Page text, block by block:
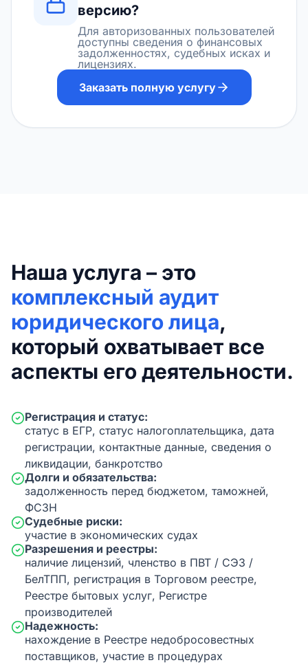
версию?
Для авторизованных пользователей
доступны сведения о финансовых
задолженностях, судебных исках и
лицензиях.
Заказать полную услугу
Наша услуга – это
комплексный аудит
юридического лица,
который охватывает все
аспекты его деятельности.
Регистрация и статус:
статус в ЕГР, статус налогоплательщика, дата
регистрации, контактные данные, сведения о
ликвидации, банкротство
Долги и обязательства:
задолженность перед бюджетом, таможней,
ФСЗН
Судебные риски:
участие в экономических судах
Разрешения и реестры:
наличие лицензий, членство в ПВТ / СЭЗ /
БелТПП, регистрация в Торговом реестре,
Реестре бытовых услуг, Регистре
производителей
Надежность:
нахождение в Реестре недобросовестных
поставщиков, участие в процедурах